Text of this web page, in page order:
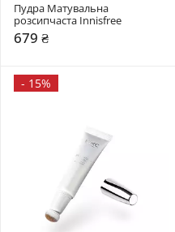
Пудра Матувальна
розсипчаста Innisfree
679 ₴
- 15%